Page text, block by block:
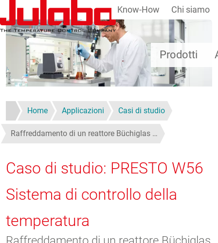
Salta al contenuto principale
Prodotti
Know-How Chi siamo
Home Applicazioni Casi di studio
Raffreddamento di un reattore Büchiglas …
Caso di studio: PRESTO W56
Sistema di controllo della
temperatura